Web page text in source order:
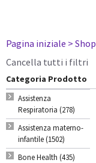
Pagina iniziale > Shop
Cancella tutti i filtri
Categoria Prodotto
Assistenza
Respiratoria (278)
Assistenza materno-
infantile (1502)
Bone Health (435)